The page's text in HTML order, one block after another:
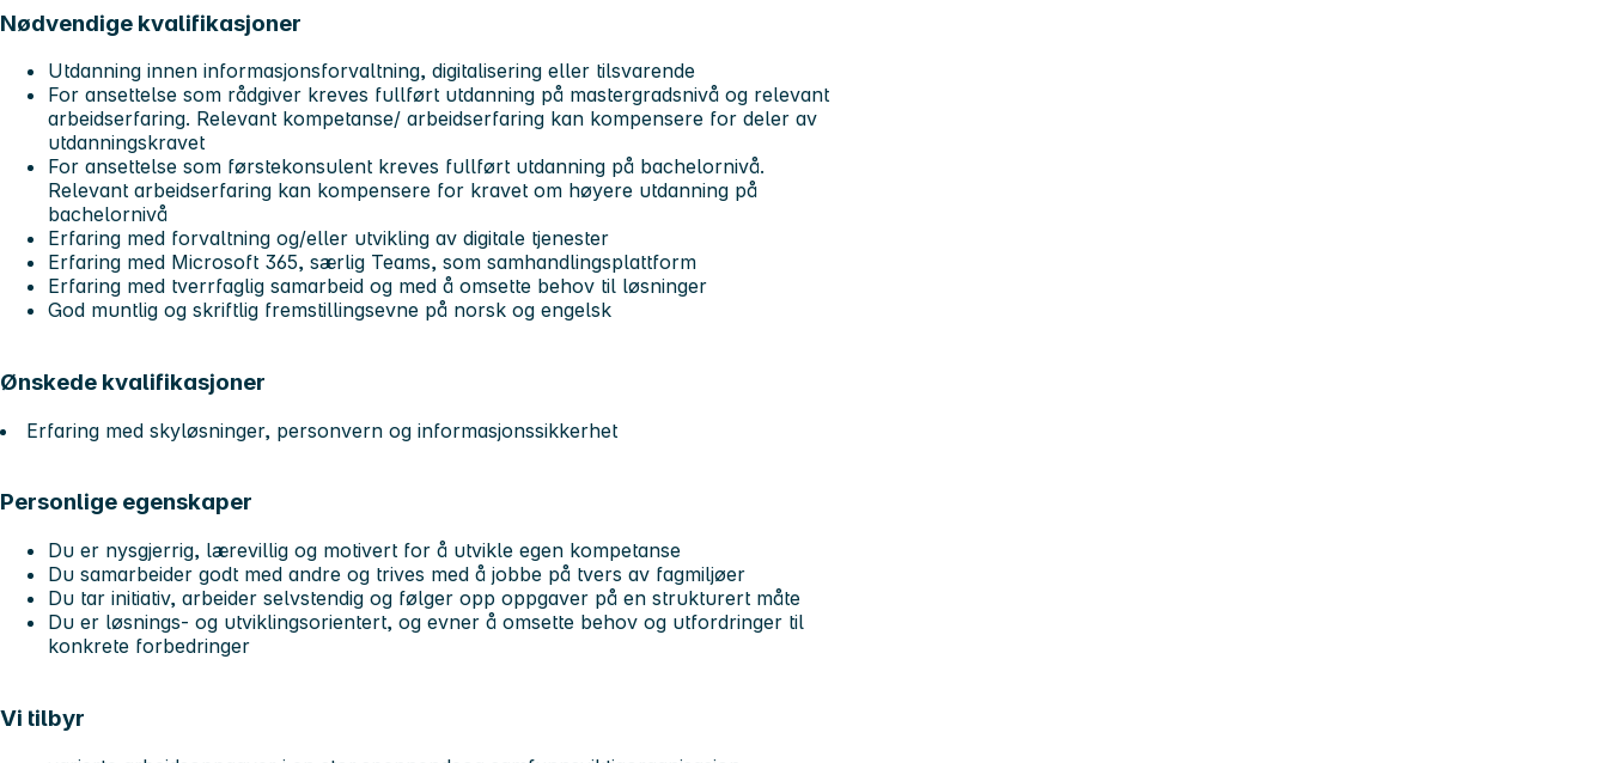
Nødvendige kvalifikasjoner
Utdanning innen informasjonsforvaltning, digitalisering eller tilsvarende
For ansettelse som rådgiver kreves fullført utdanning på mastergradsnivå og relevant
arbeidserfaring. Relevant kompetanse/ arbeidserfaring kan kompensere for deler av
utdanningskravet
For ansettelse som førstekonsulent kreves fullført utdanning på bachelornivå.
Relevant arbeidserfaring kan kompensere for kravet om høyere utdanning på
bachelornivå
Erfaring med forvaltning og/eller utvikling av digitale tjenester
Erfaring med Microsoft 365, særlig Teams, som samhandlingsplattform
Erfaring med tverrfaglig samarbeid og med å omsette behov til løsninger
God muntlig og skriftlig fremstillingsevne på norsk og engelsk
Ønskede kvalifikasjoner
Erfaring med skyløsninger, personvern og informasjonssikkerhet
Personlige egenskaper
Du er nysgjerrig, lærevillig og motivert for å utvikle egen kompetanse
Du samarbeider godt med andre og trives med å jobbe på tvers av fagmiljøer
Du tar initiativ, arbeider selvstendig og følger opp oppgaver på en strukturert måte
Du er løsnings- og utviklingsorientert, og evner å omsette behov og utfordringer til
konkrete forbedringer
Vi tilbyr